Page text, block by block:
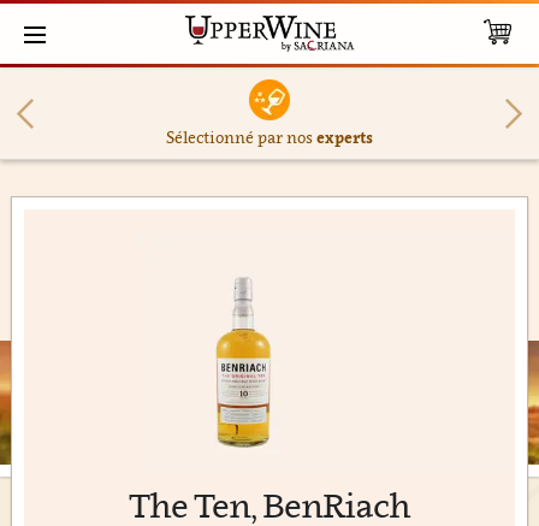
Sélectionné par nosexperts
The Ten, BenRiach